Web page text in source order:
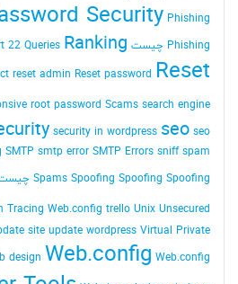
Security Phishing
Phishing چیست
22 Queries Ranking
reset admin Reset password Reset
root password Scams search engine
security in wordpress seo seo چیست
SMTP smtp error SMTP Errors sniff spam
Spams Spoofing Spoofing Spoofing چیست
Tracing Web.config trello Unix Unsecured
site update wordpress Virtual Private
design Web.config Web.config